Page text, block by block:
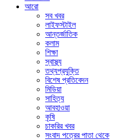
আরো
সব খবর
লাইফস্টাইল
আন্তর্জাতিক
কলাম
শিক্ষা
স্বাস্থ্য
তথ্যপ্রযুক্তি
বিশেষ প্রতিবেদন
মিডিয়া
সাহিত্য
আবহাওয়া
কৃষি
চাকরির খবর
সংবাদ পত্রের পাতা থেকে